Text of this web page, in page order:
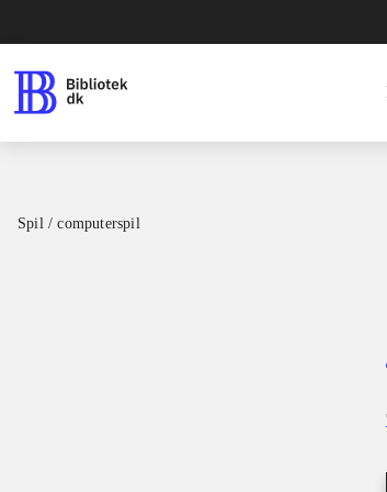
Spil / computerspil